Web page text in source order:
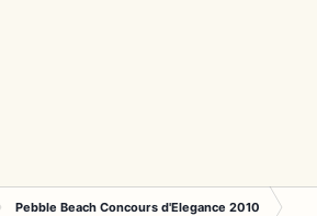
Pebble Beach Concours d'Elegance 2010